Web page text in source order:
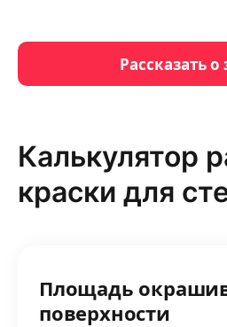
Рассказать о
Калькулятор
краски для
Площадь
поверхности